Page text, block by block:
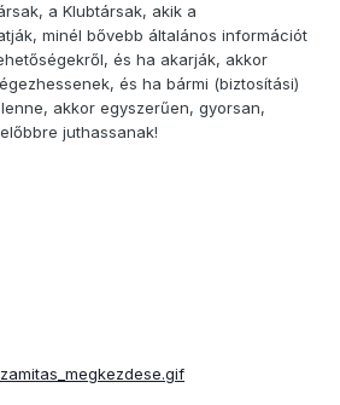
a Klubtársak, akik a
minél bővebb általános információt
és ha akarják, akkor
és ha bármi (biztosítási)
akkor egyszerűen, gyorsan,
juthassanak!